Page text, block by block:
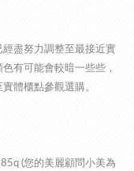
盡努力調整至最接近實
有可能會較暗一些些，
體櫃點參觀選購。
(您的美麗顧問小美為